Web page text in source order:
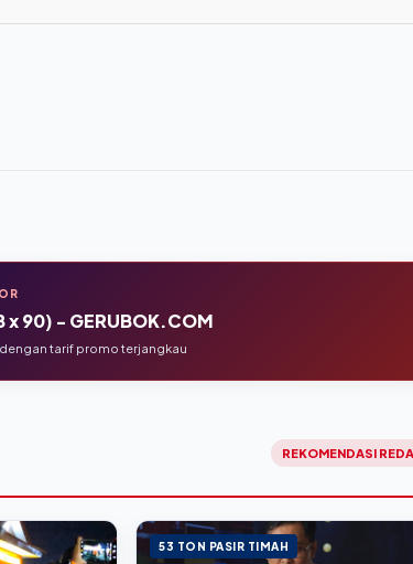
x 90) - GERUBOK.COM
tarif promo terjangkau
REKOMENDASI
53 TON PASIR TIMAH